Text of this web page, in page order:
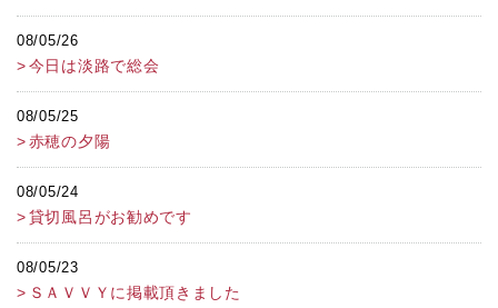
08/05/26
今日は淡路で総会
08/05/25
赤穂の夕陽
08/05/24
貸切風呂がお勧めです
08/05/23
ＳＡＶＶＹに掲載頂きました